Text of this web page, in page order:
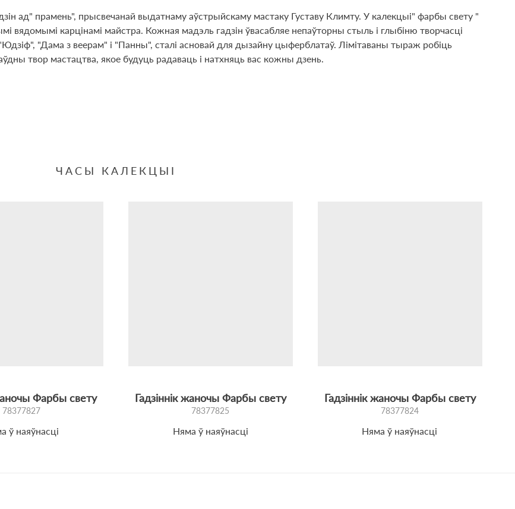
ад" прамень", прысвечанай выдатнаму аўстрыйскаму мастаку Густаву Климту. У калекцыі" фарбы свету "
вядомымі карцінамі майстра. Кожная мадэль гадзін ўвасабляе непаўторны стыль і глыбіню творчасці
"Дама з веерам" і "Панны", сталі асновай для дызайну цыферблатаў. Лімітаваны тыраж робіць
твор мастацтва, якое будуць радаваць і натхняць вас кожны дзень.
ЧАСЫ КАЛЕКЦЫІ
Фарбы свету
78377827
ў наяўнасці
Гадзіннік жаночы Фарбы свету
78377825
Няма ў наяўнасці
Гадзіннік жаночы Фарбы свету
78377824
Няма ў наяўнасці